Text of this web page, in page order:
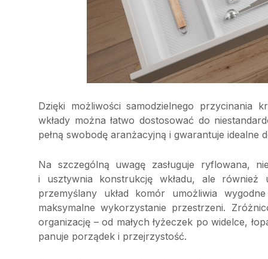
Dzięki możliwości samodzielnego przycinania
wkłady można łatwo dostosować do
pełną swobodę aranżacyjną i gwarantuje idealne
Na szczególną uwagę zasługuje ryflowana,
i usztywnia konstrukcję wkładu, ale również
przemyślany układ komór umożliwia
maksymalne wykorzystanie przestrzeni.
organizację – od małych łyżeczek po widelce,
panuje porządek i przejrzystość.